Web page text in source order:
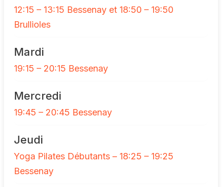
12:15 – 13:15 Bessenay et 18:50 – 19:50
Brullioles
Mardi
19:15 – 20:15 Bessenay
Mercredi
19:45 – 20:45 Bessenay
Jeudi
Yoga Pilates Débutants – 18:25 – 19:25
Bessenay